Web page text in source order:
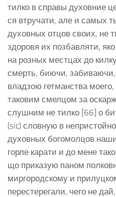
тилко в справы духовние
ся втручати, але и самых
духовных отцов своих, не
здоровя их позбавляти,
на розных местцах до
смерть, биючи,
владзою гетманства
таковим смелцом за
слушним не тилко [66] о
(sic) словную в
духовных богомолцов
горле карати и до мене
що приказую паном
миргородскому и
перестерегали, чего не